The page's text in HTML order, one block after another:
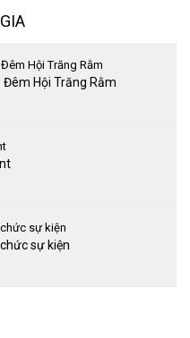
Đêm Hội Trăng Rằm
sự kiện